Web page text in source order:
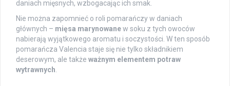
daniach mięsnych, wzbogacając ich smak.
Nie można zapomnieć o roli pomarańczy w daniach
głównych – mięsa marynowanew soku z tych owoców
nabierają wyjątkowego aromatu i soczystości. W ten sposób
pomarańcza Valencia staje się nie tylko składnikiem
deserowym, ale także ważnym elementem potraw
wytrawnych